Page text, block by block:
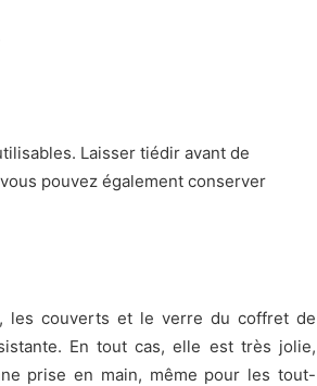
Laisser tiédir avant de
pouvez également conserver
les couverts et le verre du coffret de
En tout cas, elle est très jolie,
prise en main, même pour les tout-